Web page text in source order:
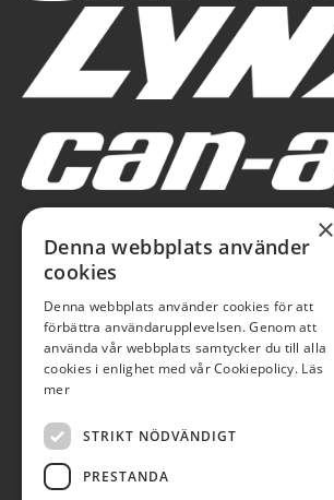
×
Denna webbplats använder
cookies
Denna webbplats använder cookies för att
förbättra användarupplevelsen. Genom att
använda vår webbplats samtycker du till alla
cookies i enlighet med vår Cookiepolicy. Läs
mer
STRIKT NÖDVÄNDIGT
PRESTANDA